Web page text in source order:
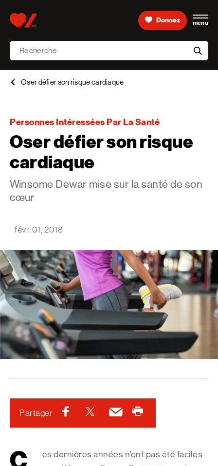
Donnez menu
Recherche
aria-
Oser défier son risque cardiaque
Personnes Intéressées Par La Santé
Oser défier son risque
cardiaque
Winsome Dewar mise sur la santé de son
cœur
févr. 01, 2018
Partager Facebook
TwitterCourriel
C
es dernières années n’ont pas été faciles